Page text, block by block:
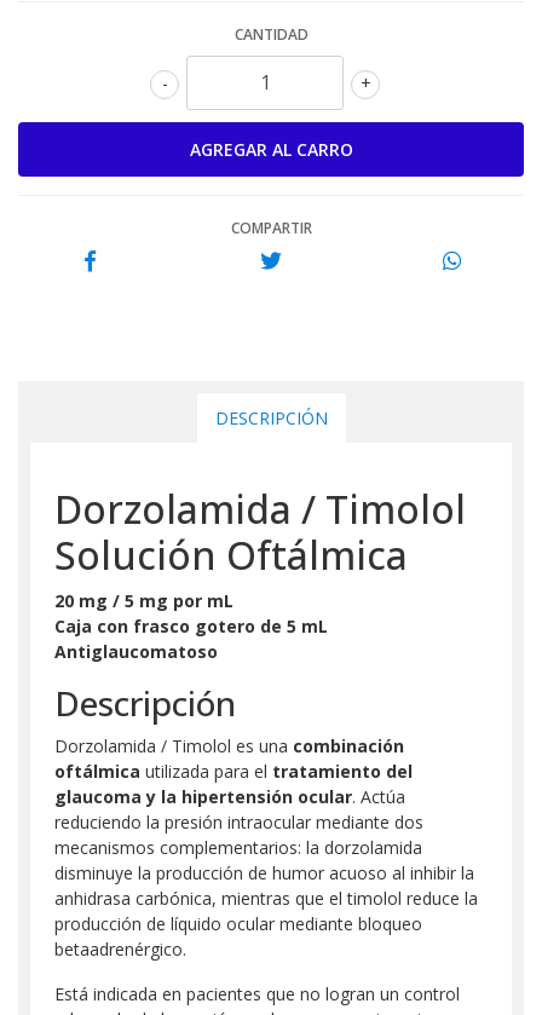
CANTIDAD
+
-
COMPARTIR
DESCRIPCIÓN
Dorzolamida / Timolol
Solución Oftálmica
20 mg / 5 mg por mL
Caja con frasco gotero de 5 mL
Antiglaucomatoso
Descripción
Dorzolamida / Timolol es una combinación
oftálmica utilizada para el tratamiento del
glaucoma y la hipertensión ocular. Actúa
reduciendo la presión intraocular mediante dos
mecanismos complementarios: la dorzolamida
disminuye la producción de humor acuoso al inhibir la
anhidrasa carbónica, mientras que el timolol reduce la
producción de líquido ocular mediante bloqueo
betaadrenérgico.
Está indicada en pacientes que no logran un control